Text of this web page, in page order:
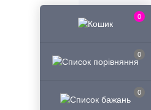
0
0
0